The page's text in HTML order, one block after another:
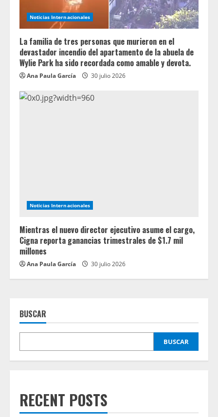
Noticias Internacionales
La familia de tres personas que murieron en el
devastador incendio del apartamento de la abuela de
Wylie Park ha sido recordada como amable y devota.
Ana Paula García 30 julio 2026
Noticias Internacionales
Mientras el nuevo director ejecutivo asume el cargo,
Cigna reporta ganancias trimestrales de $1.7 mil
millones
Ana Paula García 30 julio 2026
BUSCAR
BUSCAR
RECENT POSTS